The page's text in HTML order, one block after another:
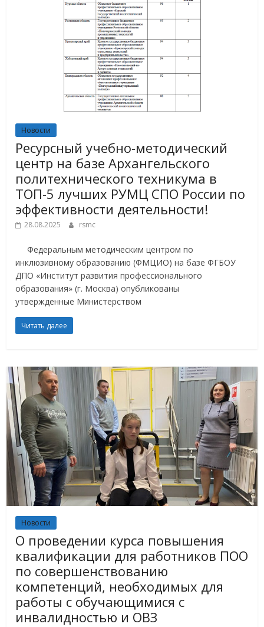
Новости
Ресурсный учебно-методический
центр на базе Архангельского
политехнического техникума в
ТОП-5 лучших РУМЦ СПО России по
эффективности деятельности!
28.08.2025 rsmc
Федеральным методическим центром по
инклюзивному образованию (ФМЦИО) на базе ФГБОУ
ДПО «Институт развития профессионального
образования» (г. Москва) опубликованы
утвержденные Министерством
Читать далее
Новости
О проведении курса повышения
квалификации для работников ПОО
по совершенствованию
компетенций, необходимых для
работы с обучающимися с
инвалидностью и ОВЗ